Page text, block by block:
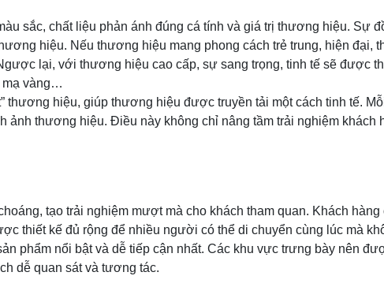
sắc, chất liệu phản ánh đúng cá tính và giá trị thương hiệu. Sự
hiệu. Nếu thương hiệu mang phong cách trẻ trung, hiện đại,
lại, với thương hiệu cao cấp, sự sang trọng, tinh tế sẽ được
mạ vàng…
thương hiệu, giúp thương hiệu được truyền tải một cách tinh tế.
ảnh thương hiệu. Điều này không chỉ nâng tầm trải nghiệm khách
tạo trải nghiệm mượt mà cho khách tham quan. Khách
thiết kế đủ rộng để nhiều người có thể di chuyển cùng lúc mà
phẩm nổi bật và dễ tiếp cận nhất. Các khu vực trưng bày nên
dễ quan sát và tương tác.